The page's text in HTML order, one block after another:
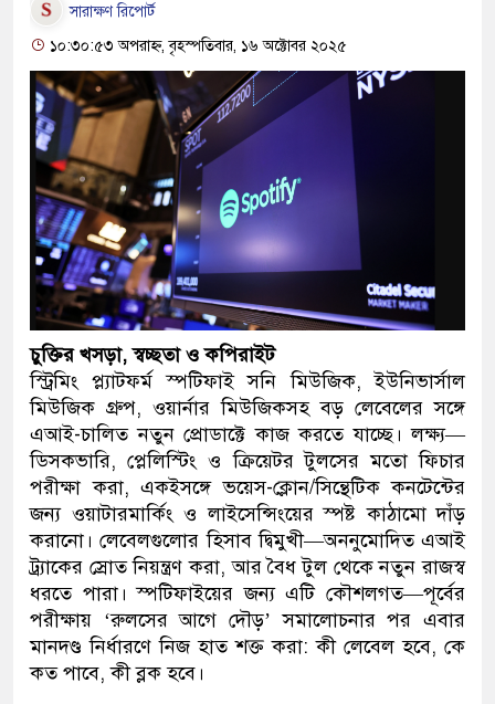
সারাক্ষণ রিপোর্ট
১০:৩০:৫৩ অপরাহ্ন, বৃহস্পতিবার, ১৬ অক্টোবর ২০২৫
চুক্তির খসড়া, স্বচ্ছতা ও কপিরাইট
স্ট্রিমিং প্ল্যাটফর্ম স্পটিফাই সনি মিউজিক, ইউনিভার্সাল
মিউজিক গ্রুপ, ওয়ার্নার মিউজিকসহ বড় লেবেলের সঙ্গে
এআই-চালিত নতুন প্রোডাক্টে কাজ করতে যাচ্ছে। লক্ষ্য—
ডিসকভারি, প্লেলিস্টিং ও ক্রিয়েটর টুলসের মতো ফিচার
পরীক্ষা করা, একইসঙ্গে ভয়েস-ক্লোন/সিন্থেটিক কনটেন্টের
জন্য ওয়াটারমার্কিং ও লাইসেন্সিংয়ের স্পষ্ট কাঠামো দাঁড়
করানো। লেবেলগুলোর হিসাব দ্বিমুখী—অননুমোদিত এআই
ট্র্যাকের স্রোত নিয়ন্ত্রণ করা, আর বৈধ টুল থেকে নতুন রাজস্ব
ধরতে পারা। স্পটিফাইয়ের জন্য এটি কৌশলগত—পূর্বের
পরীক্ষায় ‘রুলসের আগে দৌড়’ সমালোচনার পর এবার
মানদণ্ড নির্ধারণে নিজ হাত শক্ত করা: কী লেবেল হবে, কে
কত পাবে, কী ব্লক হবে।